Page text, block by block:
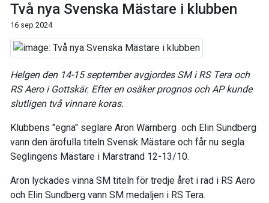
Två nya Svenska Mästare i klubben
16 sep 2024
Helgen den 14-15 september avgjordes SM i RS Tera och
RS Aero i Gottskär. Efter en osäker prognos och AP kunde
slutligen två vinnare koras.
Klubbens "egna" seglare Aron Wärnberg och Elin Sundberg
vann den ärofulla titeln Svensk Mästare och får nu segla
Seglingens Mästare i Marstrand 12-13/10.
Aron lyckades vinna SM titeln för tredje året i rad i RS Aero
och Elin Sundberg vann SM medaljen i RS Tera.